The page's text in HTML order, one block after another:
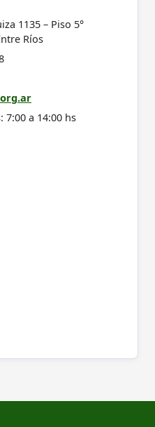
1135 – Piso 5°
Ríos
7:00 a 14:00 hs